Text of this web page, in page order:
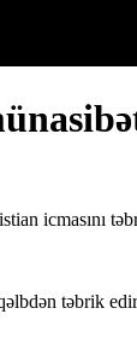
icmasını
təbrik